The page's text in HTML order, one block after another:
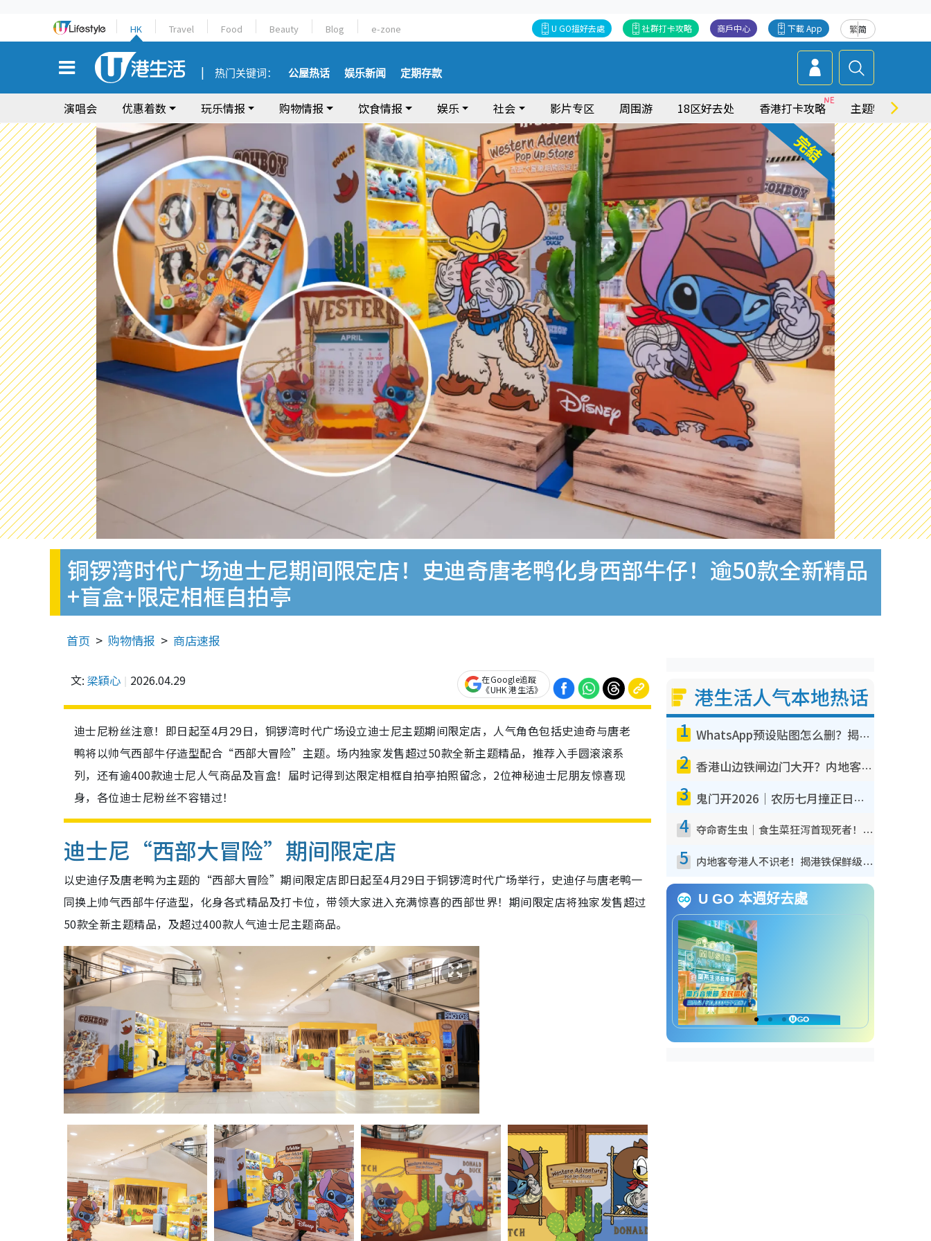
HK Travel Food Beauty Blog e-zone 繁简
下載 App
商戶中心
社群打卡攻略
U GO搵好去處
热门关键词： 公屋热话 娱乐新闻 定期存款
演唱会 优惠着数 玩乐情报 购物情报 饮食情报 娱乐 社会 影片专区 周围游 18区好去处 香港打卡攻略 主题特集
铜锣湾时代广场迪士尼期间限定店！史迪奇唐老鸭化身西部牛仔！逾50款全新精品
+盲盒+限定相框自拍亭
首页 购物情报 商店速报
文: 梁穎心 2026.04.29
在Google追蹤
《UHK 港生活》
迪士尼粉丝注意！即日起至4月29日，铜锣湾时代广场设立迪士尼主题期间限定店，人气角色包括史迪奇与唐老
鸭将以帅气西部牛仔造型配合“西部大冒险”主题。场内独家发售超过50款全新主题精品，推荐入手圆滚滚系
列，还有逾400款迪士尼人气商品及盲盒！届时记得到达限定相框自拍亭拍照留念，2位神秘迪士尼朋友惊喜现
身，各位迪士尼粉丝不容错过！
迪士尼“西部大冒险”期间限定店
以史迪仔及唐老鸭为主题的“西部大冒险”期间限定店即日起至4月29日于铜锣湾时代广场举行，史迪仔与唐老鸭一
同换上帅气西部牛仔造型，化身各式精品及打卡位，带领大家进入充满惊喜的西部世界！ 期间限定店将独家发售超过
50款全新主题精品，及超过400款人气迪士尼主题商品。
港生活人气本地热话
1 WhatsApp预设贴图怎么删？揭秘1招“反向操作”还原简洁界面 附3步实测教程
2 香港山边铁闸边门大开？内地客困惑意义何在！网友神回复：这种叫法理性防御
3 鬼门开2026｜农历七月撞正日全食特别邪？专家警告切忌做一事！揭4大禁忌+2招保平安
4 夺命寄生虫｜食生菜狂泻首现死者！疫潮恶化录1.8万宗病例 揭洗菜3大谬误
5 内地客夸港人不识老！揭港铁保鲜级冷气 港人求放过：别投诉
U GO 本週好去處